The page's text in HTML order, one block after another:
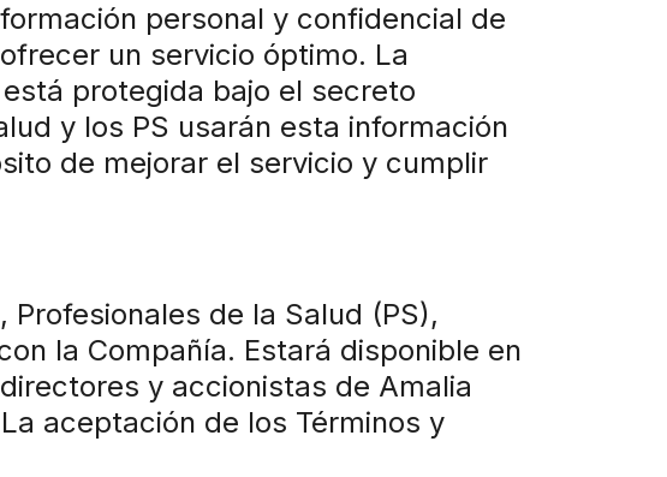
personal y confidencial de
un servicio óptimo. La
protegida bajo el secreto
y los PS usarán esta información
de mejorar el servicio y cumplir
de la Salud (PS),
la Compañía. Estará disponible en
y accionistas de Amalia
aceptación de los Términos y